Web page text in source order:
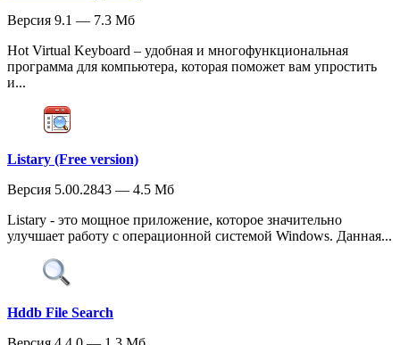
Версия 9.1 — 7.3 Мб
Hot Virtual Keyboard – удобная и многофункциональная
программа для компьютера, которая поможет вам упростить
и...
Listary (Free version)
Версия 5.00.2843 — 4.5 Мб
Listary - это мощное приложение, которое значительно
улучшает работу с операционной системой Windows. Данная...
Hddb File Search